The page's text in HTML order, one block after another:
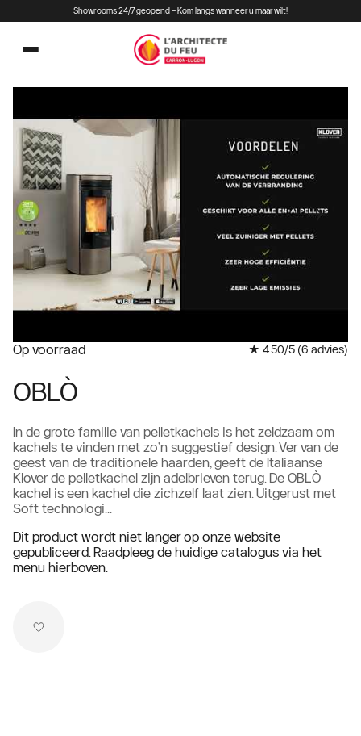
Showrooms 24/7 geopend – Kom langs wanneer u maar wilt!
Op voorraad ★ 4.50/5 (6 advies)
OBLÒ
In de grote familie van pelletkachels is het zeldzaam om
kachels te vinden met zo'n suggestief design. Ver van de
geest van de traditionele haarden, geeft de Italiaanse
Klover de pelletkachel zijn adelbrieven terug. De OBLÒ
kachel is een kachel die zichzelf laat zien. Uitgerust met
Soft technologi...
Dit product wordt niet langer op onze website
gepubliceerd. Raadpleeg de huidige catalogus via het
menu hierboven.